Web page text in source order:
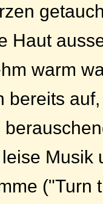
Haut
warm
bereits
Musik
("Turn